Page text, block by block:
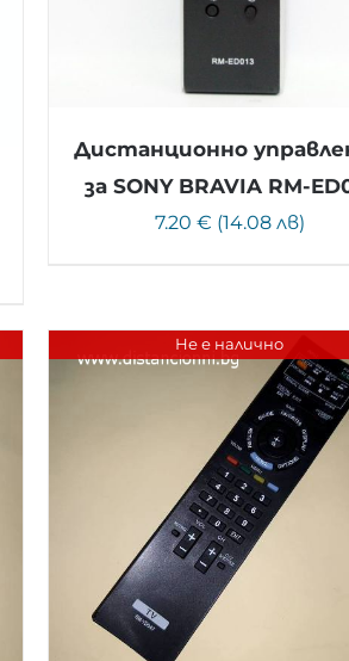
Дистанционно
за SONY BRAVIA RM-
7.20 € (14.08 лв)
Не е налично